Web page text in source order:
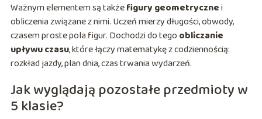
Ważnym elementem są takżefigury geometrycznei
obliczenia związane z nimi. Uczeń mierzy długości, obwody,
czasem proste pola figur. Dochodzi do tego obliczanie
upływu czasu, które łączy matematykę z codziennością:
rozkład jazdy, plan dnia, czas trwania wydarzeń.
Jak wyglądają pozostałe przedmioty w
5 klasie?